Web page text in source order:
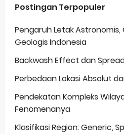
Postingan Terpopuler
Pengaruh Letak
Geologis Indonesia
Backwash Effect dan
Perbedaan Lokasi Absolut
Pendekatan Kompleks
Fenomenanya
Klasifikasi Region: Generic,